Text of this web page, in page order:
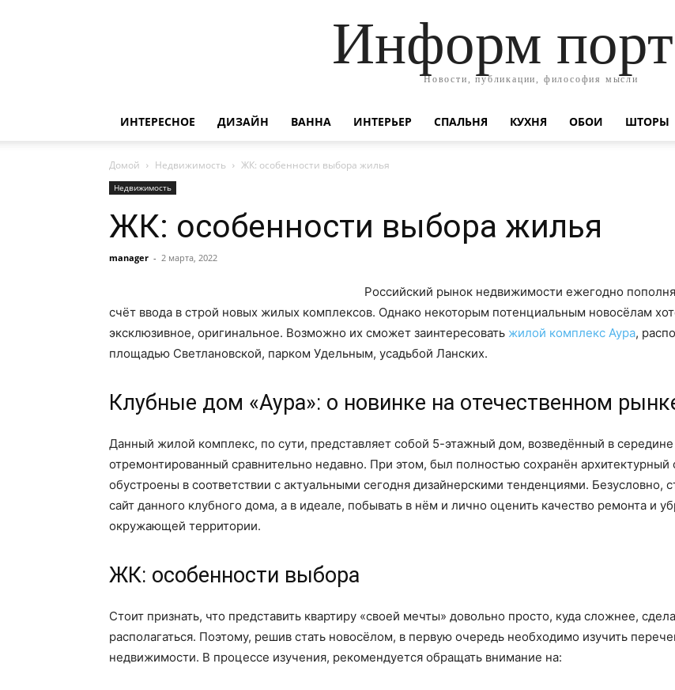
Информ
Новости, публикации, философия мысли
ИНТЕРЕСНОЕ ДИЗАЙН ВАННА ИНТЕРЬЕР СПАЛЬНЯ КУХНЯ ОБОИ ШТОРЫ
Домой Недвижимость ЖК: особенности выбора жилья
Недвижимость
ЖК: особенности выбора жилья
manager - 2 марта, 2022
Российский рынок недвижимости ежегодно
счёт ввода в строй новых жилых комплексов. Однако некоторым потенциальным новосёлам
эксклюзивное, оригинальное. Возможно их сможет заинтересовать жилой комплекс Аура,
площадью Светлановской, парком Удельным, усадьбой Ланских.
Клубные дом «Аура»: о новинке на отечественном
Данный жилой комплекс, по сути, представляет собой 5-этажный дом, возведённый в
отремонтированный сравнительно недавно. При этом, был полностью сохранён архитектурный
обустроены в соответствии с актуальными сегодня дизайнерскими тенденциями. Безусловно,
сайт данного клубного дома, а в идеале, побывать в нём и лично оценить качество ремонта и
окружающей территории.
ЖК: особенности выбора
Стоит признать, что представить квартиру «своей мечты» довольно просто, куда сложнее,
располагаться. Поэтому, решив стать новосёлом, в первую очередь необходимо изучить
недвижимости. В процессе изучения, рекомендуется обращать внимание на: